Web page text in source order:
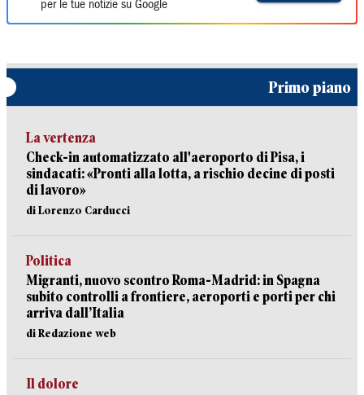
per le tue notizie su Google
Primo piano
La vertenza
Check-in automatizzato all'aeroporto di Pisa, i
sindacati: «Pronti alla lotta, a rischio decine di posti
di lavoro»
di Lorenzo Carducci
Politica
Migranti, nuovo scontro Roma-Madrid: in Spagna
subito controlli a frontiere, aeroporti e porti per chi
arriva dall’Italia
di Redazione web
Il dolore